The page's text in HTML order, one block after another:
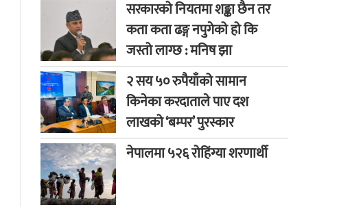
सरकारको नियतमा शङ्का छैन तर
कता कता ढङ्ग नपुगेको हो कि
जस्तो लाग्छ : मनिष झा
२ सय ५० रुपैयाँको सामान
किनेका करदाताले पाए दश
लाखको ‘बम्पर’ पुरस्कार
नेपालमा ५२६ रोहिंग्या शरणार्थी